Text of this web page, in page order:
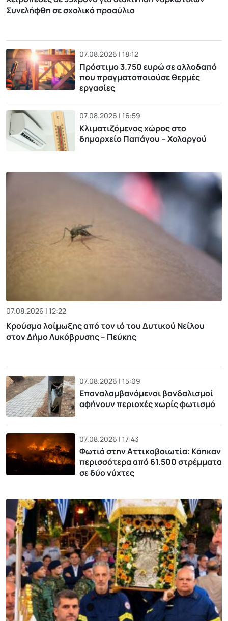
Συνελήφθη σε σχολικό προαύλιο
07.08.2026 | 18:12
Πρόστιμο 3.750 ευρώ σε αλλοδαπό
που πραγματοποιούσε θερμές
εργασίες
07.08.2026 | 16:59
Κλιματιζόμενος χώρος στο
δημαρχείο Παπάγου – Χολαργού
07.08.2026 | 12:22
Κρούσμα λοίμωξης από τον ιό του Δυτικού Νείλου
στον Δήμο Λυκόβρυσης – Πεύκης
07.08.2026 | 15:09
Επαναλαμβανόμενοι βανδαλισμοί
αφήνουν περιοχές χωρίς φωτισμό
07.08.2026 | 17:43
Φωτιά στην Αττικοβοιωτία: Kάηκαν
περισσότερα από 61.500 στρέμματα
σε δύο νύχτες